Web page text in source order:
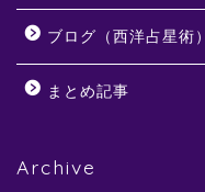
ブログ（西洋占星術）
まとめ記事
Archive